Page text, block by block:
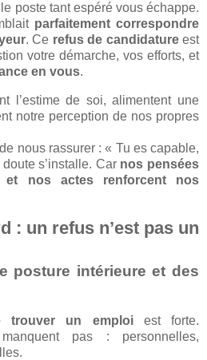
poste tant espéré vous échappe.
parfaitement correspondre
. Ce refus de candidatureest
votre démarche, vos efforts, et
en vous.
l’estime de soi, alimentent une
notre perception de nos propres
nous rassurer : « Tu es capable,
s’installe. Car nos pensées
et nos actes renforcent nos
: un refus n’est pas un
posture intérieure et des
trouver un emploiest forte.
pas : personnelles,